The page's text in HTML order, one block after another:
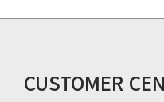
추수
CUSTOMER